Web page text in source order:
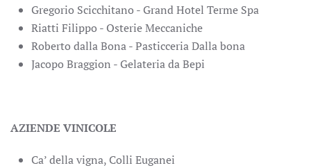
Gregorio Scicchitano - Grand Hotel Terme Spa
Riatti Filippo - Osterie Meccaniche
Roberto dalla Bona - Pasticceria Dalla bona
Jacopo Braggion - Gelateria da Bepi
AZIENDE VINICOLE
Ca’ della vigna, Colli Euganei